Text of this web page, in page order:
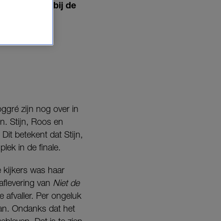
langsgaat bij de
zijn nog over in
Stijn, Roos en
betekent dat Stijn,
in de finale.
was haar
van Niet de
afvaller. Per ongeluk
Ondanks dat het